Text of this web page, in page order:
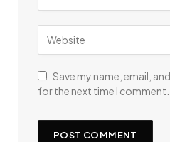
Save my name, email,
for the next time I comment.